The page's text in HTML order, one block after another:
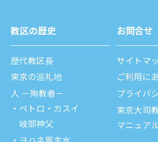
教区の歴史
歴代教区⻑
東京の巡礼地
⼈ －殉教者－
ペトロ・カスイ
岐部神父
お問合せ
サイトマ
ご利⽤に
プライバ
東京大司
マニュア